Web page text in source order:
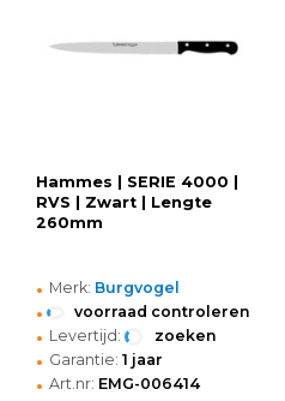
Hammes | SERIE 4000 |
RVS | Zwart | Lengte
260mm
• Merk: Burgvogel
• voorraad controleren
• Levertijd: zoeken
• Garantie: 1 jaar
• Art.nr: EMG-006414